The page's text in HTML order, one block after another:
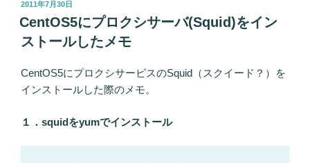
投
稿
日:
2011年7月30日
CentOS5にプロクシサーバ(Squid)をイン
ストールしたメモ
CentOS5にプロクシサービスのSquid（スクイード？）を
インストールした際のメモ。
１．squidをyumでインストール